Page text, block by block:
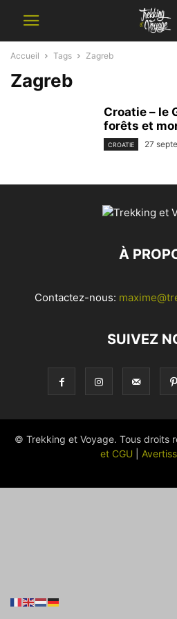
Accueil Tags Zagreb
Zagreb
Croatie – le
forêts et
CROATIE 27
À
Contactez-nous:
SUIVEZ
© Trekking et Voyage. Tous droits
et CGU